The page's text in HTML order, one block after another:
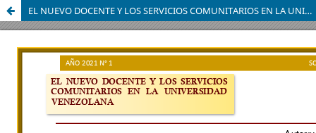
EL NUEVO DOCENTE Y LOS SERVICIOS COMUNITARIOS EN LA UNIVERSIDAD VENEZOLANA